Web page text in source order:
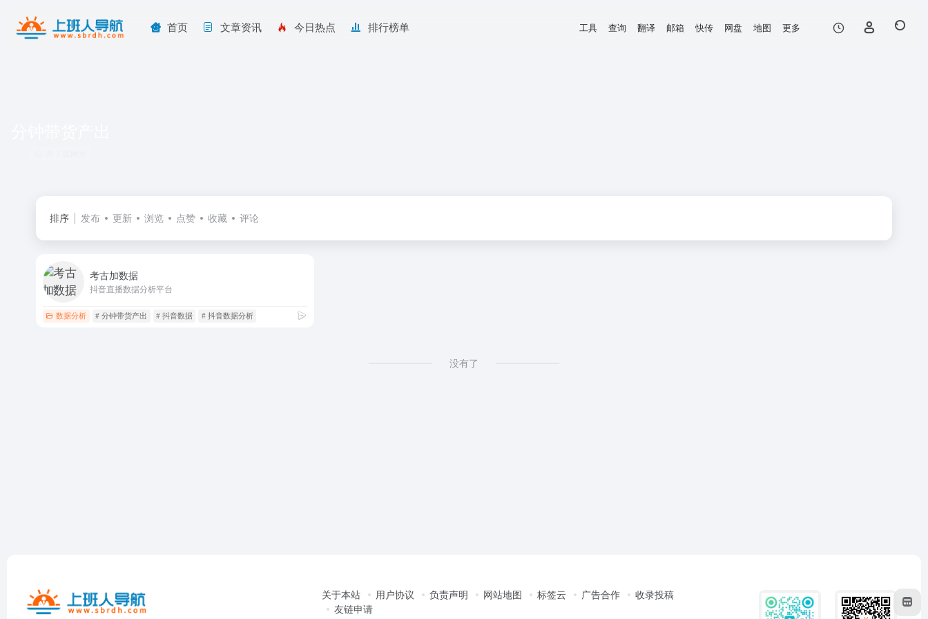
首页 文章资讯 今日热点 排行榜单 工具 查询 翻译 邮箱 快传 网盘 地图 更多
排序 发布 更新 浏览 点赞 收藏 评论
考古加数据
抖音直播数据分析平台
数据分析 # 分钟带货产出 # 抖音数据 # 抖音数据分析
没有了
关于本站 用户协议 负责声明 网站地图 标签云 广告合作
收录投稿
友链申请